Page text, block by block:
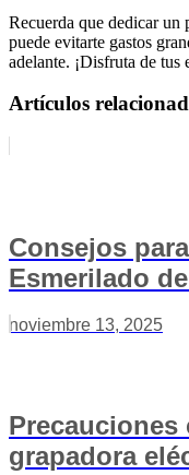
Recuerda que dedicar un
puede evitarte gastos
adelante. ¡Disfruta de tus
Artículos
Consejos
Esmerilado
noviembre 13, 2025
Precauciones
grapadora